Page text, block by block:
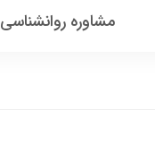
مشاوره روانشناسی